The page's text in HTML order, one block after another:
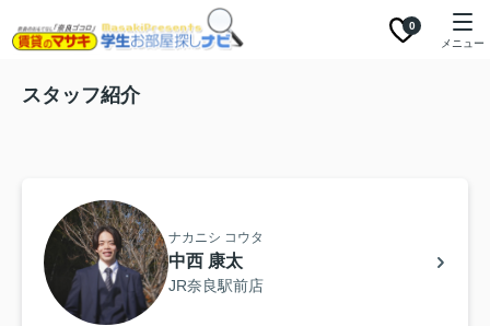
0
メニュー
スタッフ紹介
ナカニシ コウタ
中西 康太
JR奈良駅前店